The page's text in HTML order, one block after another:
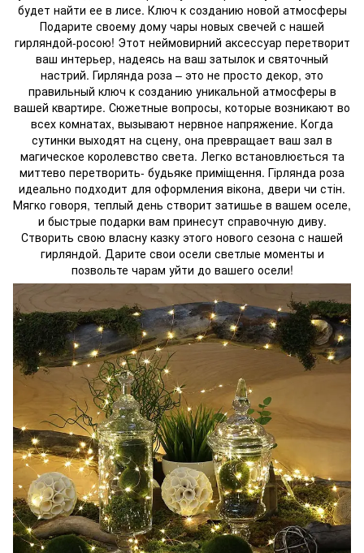
будет найти ее в лисе. Ключ к созданию новой атмосферы
Подарите своему дому чары новых свечей с нашей
гирляндой-росою! Этот неймовирний аксессуар перетворит
ваш интерьер, надеясь на ваш затылок и святочный
настрий. Гирлянда роза – это не просто декор, это
правильный ключ к созданию уникальной атмосферы в
вашей квартире. Сюжетные вопросы, которые возникают во
всех комнатах, вызывают нервное напряжение. Когда
сутинки выходят на сцену, она превращает ваш зал в
магическое королевство света. Легко встановлюється та
миттево перетворить- будьяке приміщення. Гірлянда роза
идеально подходит для оформления вікона, двери чи стін.
Мягко говоря, теплый день створит затишье в вашем оселе,
и быстрые подарки вам принесут справочную диву.
Створить свою власну казку этого нового сезона с нашей
гирляндой. Дарите свои осели светлые моменты и
позвольте чарам уйти до вашего осели!